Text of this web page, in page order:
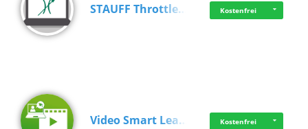
STAUFF Throttle… Kostenfrei
Video Smart Lea… Kostenfrei